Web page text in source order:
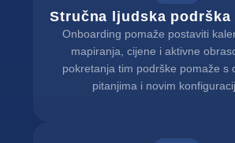
Stručna ljudska podrška
Onboarding pomaže postaviti
mapiranja, cijene i aktivne
pokretanja tim podrške pomaže s
pitanjima i novim